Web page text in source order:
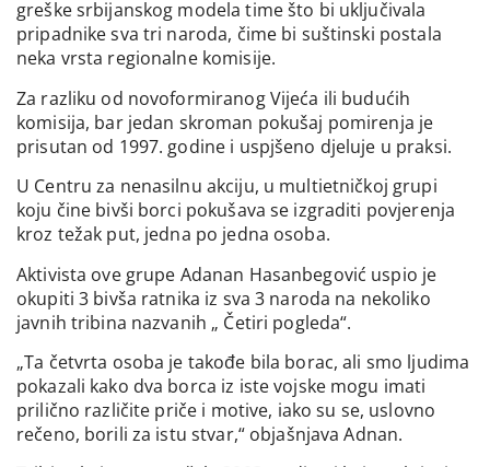
greške srbijanskog modela time što bi uključivala
pripadnike sva tri naroda, čime bi suštinski postala
neka vrsta regionalne komisije.
Za razliku od novoformiranog Vijeća ili budućih
komisija, bar jedan skroman pokušaj pomirenja je
prisutan od 1997. godine i uspjšeno djeluje u praksi.
U Centru za nenasilnu akciju, u multietničkoj grupi
koju čine bivši borci pokušava se izgraditi povjerenja
kroz težak put, jedna po jedna osoba.
Aktivista ove grupe Adanan Hasanbegović uspio je
okupiti 3 bivša ratnika iz sva 3 naroda na nekoliko
javnih tribina nazvanih „ Četiri pogleda“.
„Ta četvrta osoba je takođe bila borac, ali smo ljudima
pokazali kako dva borca iz iste vojske mogu imati
prilično različite priče i motive, iako su se, uslovno
rečeno, borili za istu stvar,“ objašnjava Adnan.